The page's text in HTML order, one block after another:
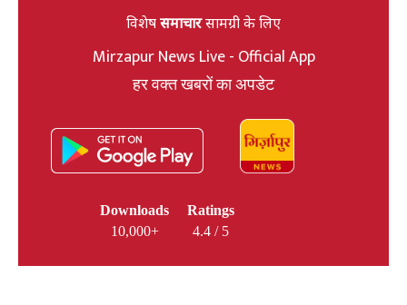
विशेषसमाचारसामग्री के लिए
Mirzapur News Live - Official App
हर वक्त खबरों का अपडेट
Downloads
10,000+
Ratings
4.4 / 5